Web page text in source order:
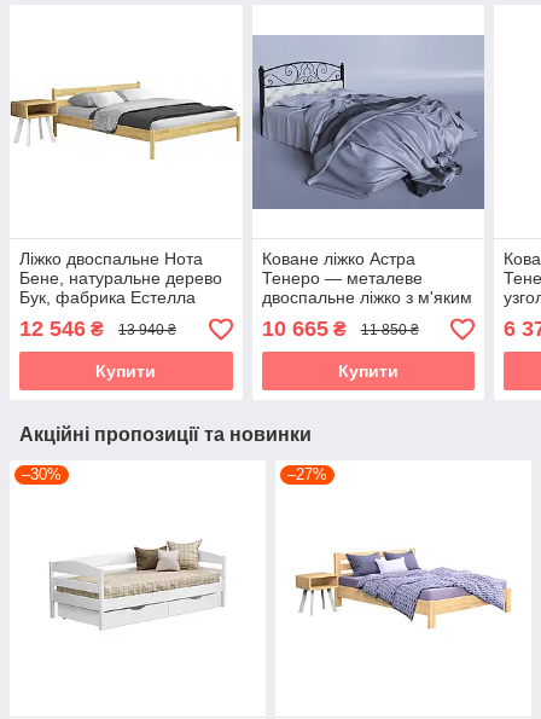
Ліжко двоспальне Нота
Бене, натуральне дерево
Бук, фабрика Естелла
12 546 ₴ 13 940 ₴
Купити
Коване ліжко Астра
Тенеро — металеве
двоспальне ліжко з м'яким
10 665₴ 11 850 ₴
Купити
6
Акційні пропозиції та новинки
–30% –27%